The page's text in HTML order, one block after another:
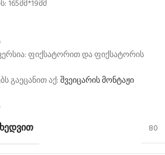
ვერსია: ფიქსატორით და ფიქსატორის
გაეცანით აქ:შვეიცარის მონტაჟი
80